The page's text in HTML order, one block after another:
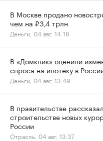
В Москве продано
чем на ₽3,4 трлн
Деньги, 04 авг, 14:18
В «Домклик» оценили
спроса на ипотеку в
Деньги, 04 авг, 13:49
В правительстве
строительстве новых
России
Отрасль, 04 авг, 13:37